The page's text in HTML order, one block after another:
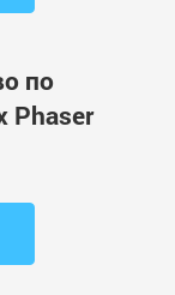
по
Phaser